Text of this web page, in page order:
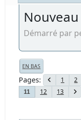
Démarré par
EN BAS
Pages 1 2
11 12 13